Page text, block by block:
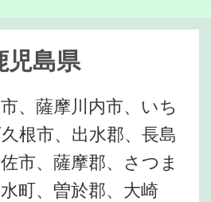
児島県
、薩摩川内市、いち
根市、出水郡、長島
市、薩摩郡、さつま
町、曽於郡、大崎